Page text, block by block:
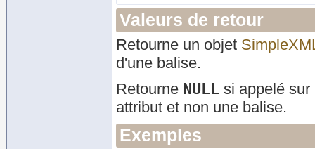
Valeurs de retour
Retourne un objet
d'une balise.
Retourne NULL si appelé
attribut et non une balise.
Exemples